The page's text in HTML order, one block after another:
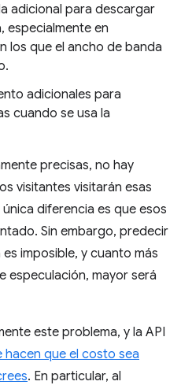
adicional para descargar
especialmente en
los que el ancho de banda
adicionales para
cuando se usa la
precisas, no hay
visitantes visitarán esas
diferencia es que esos
Sin embargo, predecir
imposible, y cuanto más
especulación, mayor será
este problema, y la API
hacen que el costo sea
. En particular, al